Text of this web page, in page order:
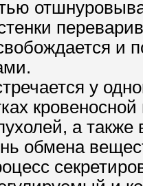
и
у
а также
обмена